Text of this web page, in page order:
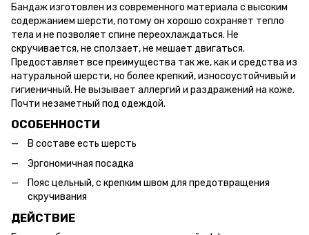
Бандаж изготовлен из современного материала с высоким
содержанием шерсти, потому он хорошо сохраняет тепло
тела и не позволяет спине переохлаждаться. Не
скручивается, не сползает, не мешает двигаться.
Предоставляет все преимущества так же, как и средства из
натуральной шерсти, но более крепкий, износоустойчивый и
гигиеничный. Не вызывает аллергий и раздражений на коже.
Почти незаметный под одеждой.
ОСОБЕННОСТИ
В составе есть шерсть
Эргономичная посадка
Пояс цельный, с крепким швом для предотвращения
скручивания
ДЕЙСТВИЕ